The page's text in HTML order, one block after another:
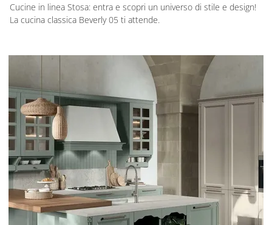
Cucine in linea Stosa: entra e scopri un universo di stile e design!
La cucina classica Beverly 05 ti attende.